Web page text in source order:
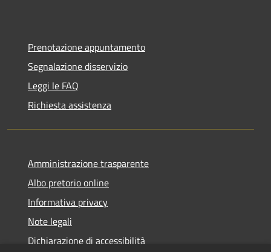
Prenotazione appuntamento
Segnalazione disservizio
Leggi le FAQ
Richiesta assistenza
Amministrazione trasparente
Albo pretorio online
Informativa privacy
Note legali
Dichiarazione di accessibilità